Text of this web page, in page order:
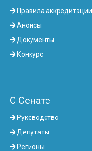
Правила аккредитации
Анонсы
Документы
Конкурс
О Сенате
Руководство
Депутаты
Регионы